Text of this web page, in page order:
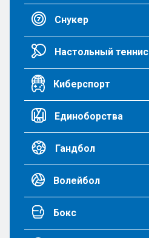
Снукер
Настольный теннис
Киберспорт
Единоборства
Гандбол
Волейбол
Бокс